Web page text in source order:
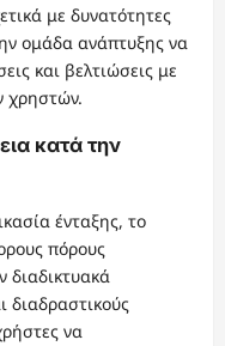
με δυνατότητες
ομάδα ανάπτυξης να
και βελτιώσεις με
χρηστών.
κατά την
ένταξης, το
πόρους
διαδικτυακά
διαδραστικούς
να